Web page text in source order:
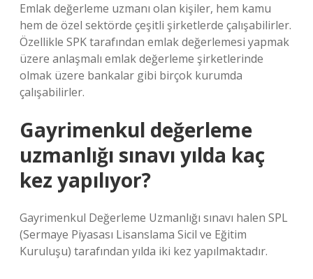
Emlak değerleme uzmanı olan kişiler, hem kamu
hem de özel sektörde çeşitli şirketlerde çalışabilirler.
Özellikle SPK tarafından emlak değerlemesi yapmak
üzere anlaşmalı emlak değerleme şirketlerinde
olmak üzere bankalar gibi birçok kurumda
çalışabilirler.
Gayrimenkul değerleme
uzmanlığı sınavı yılda kaç
kez yapılıyor?
Gayrimenkul Değerleme Uzmanlığı sınavı halen SPL
(Sermaye Piyasası Lisanslama Sicil ve Eğitim
Kuruluşu) tarafından yılda iki kez yapılmaktadır.